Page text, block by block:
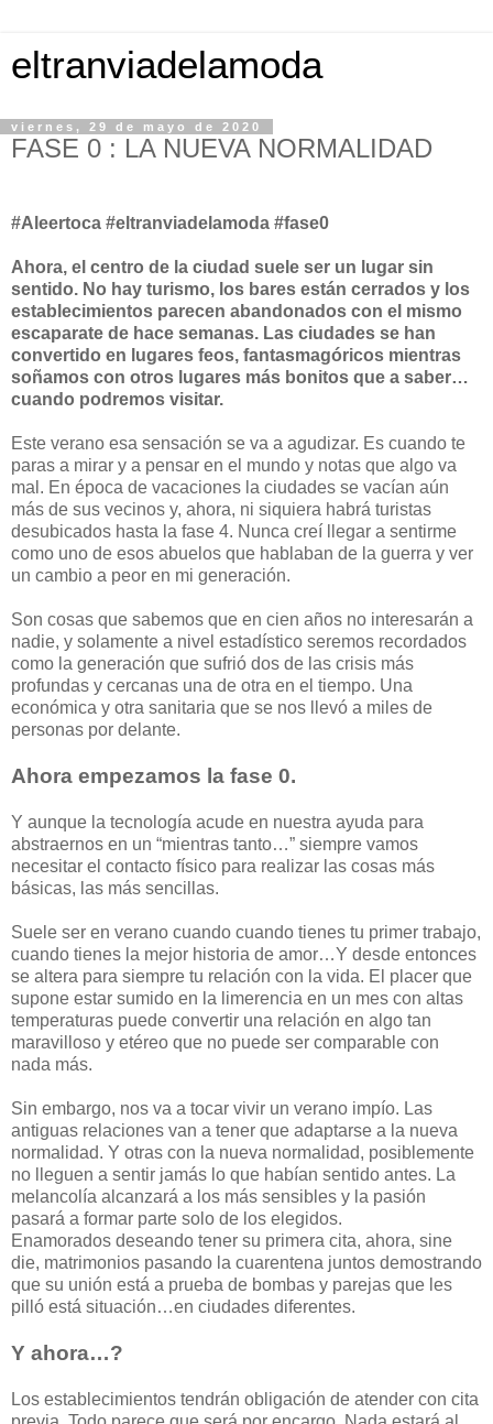
eltranviadelamoda
viernes, 29 de mayo de 2020
FASE 0 : LA NUEVA NORMALIDAD
#Aleertoca #eltranviadelamoda #fase0
Ahora, el centro de la ciudad suele ser un lugar sin
sentido. No hay turismo, los bares están cerrados y los
establecimientos parecen abandonados con el mismo
escaparate de hace semanas. Las ciudades se han
convertido en lugares feos, fantasmagóricos mientras
soñamos con otros lugares más bonitos que a saber…
cuando podremos visitar.
Este verano esa sensación se va a agudizar. Es cuando te
paras a mirar y a pensar en el mundo y notas que algo va
mal. En época de vacaciones la ciudades se vacían aún
más de sus vecinos y, ahora, ni siquiera habrá turistas
desubicados hasta la fase 4. Nunca creí llegar a sentirme
como uno de esos abuelos que hablaban de la guerra y ver
un cambio a peor en mi generación.
Son cosas que sabemos que en cien años no interesarán a
nadie, y solamente a nivel estadístico seremos recordados
como la generación que sufrió dos de las crisis más
profundas y cercanas una de otra en el tiempo. Una
económica y otra sanitaria que se nos llevó a miles de
personas por delante.
Ahora empezamos la fase 0.
Y aunque la tecnología acude en nuestra ayuda para
abstraernos en un “mientras tanto…” siempre vamos
necesitar el contacto físico para realizar las cosas más
básicas, las más sencillas.
Suele ser en verano cuando cuando tienes tu primer trabajo,
cuando tienes la mejor historia de amor…Y desde entonces
se altera para siempre tu relación con la vida. El placer que
supone estar sumido en la limerencia en un mes con altas
temperaturas puede convertir una relación en algo tan
maravilloso y etéreo que no puede ser comparable con
nada más.
Sin embargo, nos va a tocar vivir un verano impío. Las
antiguas relaciones van a tener que adaptarse a la nueva
normalidad. Y otras con la nueva normalidad, posiblemente
no lleguen a sentir jamás lo que habían sentido antes. La
melancolía alcanzará a los más sensibles y la pasión
pasará a formar parte solo de los elegidos.
Enamorados deseando tener su primera cita, ahora, sine
die, matrimonios pasando la cuarentena juntos demostrando
que su unión está a prueba de bombas y parejas que les
pilló está situación…en ciudades diferentes.
Y ahora…?
Los establecimientos tendrán obligación de atender con cita